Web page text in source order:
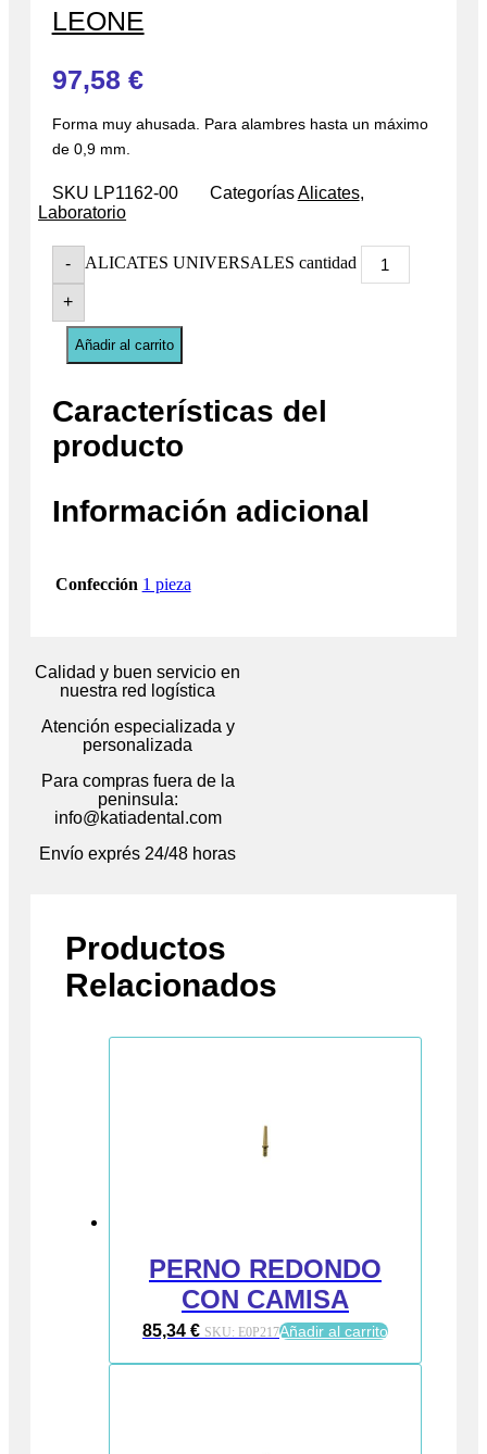
LEONE
97,58 €
Forma muy ahusada. Para alambres hasta un máximo
de 0,9 mm.
SKU LP1162-00 Categorías Alicates,
Laboratorio
- ALICATES UNIVERSALES cantidad
+
Añadir al carrito
Características del
producto
Información adicional
Confección 1 pieza
Calidad y buen servicio en
nuestra red logística
Atención especializada y
personalizada
Para compras fuera de la
peninsula:
info@katiadental.com
Envío exprés 24/48 horas
Productos
Relacionados
PERNO REDONDO
CON CAMISA
85,34 € SKU: E0P217Añadir al carrito